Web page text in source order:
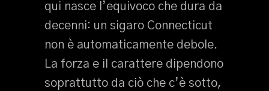
qui nasce l’equivoco che dura da
decenni: un sigaro Connecticut
non è automaticamente debole.
La forza e il carattere dipendono
soprattutto da ciò che c’è sotto,